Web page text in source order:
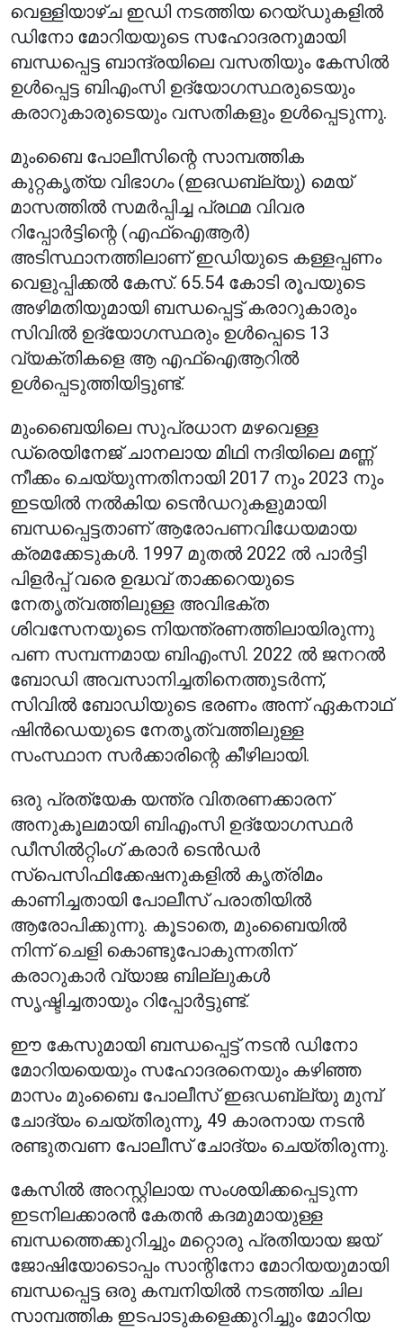
വെള്ളിയാഴ്ച ഇഡി നടത്തിയ റെയ്ഡുകളിൽ
ഡിനോ മോറിയയുടെ സഹോദരനുമായി
ബന്ധപ്പെട്ട ബാന്ദ്രയിലെ വസതിയും കേസിൽ
ഉൾപ്പെട്ട ബിഎംസി ഉദ്യോഗസ്ഥരുടെയും
കരാറുകാരുടെയും വസതികളും ഉൾപ്പെടുന്നു.
മുംബൈ പോലീസിന്റെ സാമ്പത്തിക
കുറ്റകൃത്യ വിഭാഗം (ഇഒഡബ്ല്യു) മെയ്
മാസത്തിൽ സമർപ്പിച്ച പ്രഥമ വിവര
റിപ്പോർട്ടിന്റെ (എഫ്ഐആർ)
അടിസ്ഥാനത്തിലാണ് ഇഡിയുടെ കള്ളപ്പണം
വെളുപ്പിക്കൽ കേസ്. 65.54 കോടി രൂപയുടെ
അഴിമതിയുമായി ബന്ധപ്പെട്ട് കരാറുകാരും
സിവിൽ ഉദ്യോഗസ്ഥരും ഉൾപ്പെടെ 13
വ്യക്തികളെ ആ എഫ്ഐആറിൽ
ഉൾപ്പെടുത്തിയിട്ടുണ്ട്.
മുംബൈയിലെ സുപ്രധാന മഴവെള്ള
ഡ്രെയിനേജ് ചാനലായ മിഥി നദിയിലെ മണ്ണ്
നീക്കം ചെയ്യുന്നതിനായി 2017 നും 2023 നും
ഇടയിൽ നൽകിയ ടെൻഡറുകളുമായി
ബന്ധപ്പെട്ടതാണ് ആരോപണവിധേയമായ
ക്രമക്കേടുകൾ. 1997 മുതൽ 2022 ൽ പാർട്ടി
പിളർപ്പ് വരെ ഉദ്ധവ് താക്കറെയുടെ
നേതൃത്വത്തിലുള്ള അവിഭക്ത
ശിവസേനയുടെ നിയന്ത്രണത്തിലായിരുന്നു
പണ സമ്പന്നമായ ബിഎംസി. 2022 ൽ ജനറൽ
ബോഡി അവസാനിച്ചതിനെത്തുടർന്ന്,
സിവിൽ ബോഡിയുടെ ഭരണം അന്ന് ഏകനാഥ്
ഷിൻഡെയുടെ നേതൃത്വത്തിലുള്ള
സംസ്ഥാന സർക്കാരിന്റെ കീഴിലായി.
ഒരു പ്രത്യേക യന്ത്ര വിതരണക്കാരന്
അനുകൂലമായി ബിഎംസി ഉദ്യോഗസ്ഥർ
ഡീസിൽറ്റിംഗ് കരാർ ടെൻഡർ
സ്പെസിഫിക്കേഷനുകളിൽ കൃത്രിമം
കാണിച്ചതായി പോലീസ് പരാതിയിൽ
ആരോപിക്കുന്നു. കൂടാതെ, മുംബൈയിൽ
നിന്ന് ചെളി കൊണ്ടുപോകുന്നതിന്
കരാറുകാർ വ്യാജ ബില്ലുകൾ
സൃഷ്ടിച്ചതായും റിപ്പോർട്ടുണ്ട്.
ഈ കേസുമായി ബന്ധപ്പെട്ട് നടൻ ഡിനോ
മോറിയയെയും സഹോദരനെയും കഴിഞ്ഞ
മാസം മുംബൈ പോലീസ് ഇഒഡബ്ല്യു മുമ്പ്
ചോദ്യം ചെയ്തിരുന്നു, 49 കാരനായ നടൻ
രണ്ടുതവണ പോലീസ് ചോദ്യം ചെയ്തിരുന്നു.
കേസിൽ അറസ്റ്റിലായ സംശയിക്കപ്പെടുന്ന
ഇടനിലക്കാരൻ കേതൻ കദമുമായുള്ള
ബന്ധത്തെക്കുറിച്ചും മറ്റൊരു പ്രതിയായ ജയ്
ജോഷിയോടൊപ്പം സാന്റിനോ മോറിയയുമായി
ബന്ധപ്പെട്ട ഒരു കമ്പനിയിൽ നടത്തിയ ചില
സാമ്പത്തിക ഇടപാടുകളെക്കുറിച്ചും മോറിയ